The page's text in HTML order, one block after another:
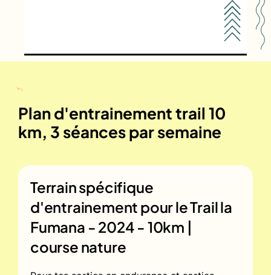
Plan d'entrainement trail 10
km, 3 séances par semaine
Terrain spécifique
d'entrainement pour leTrail la
Fumana - 2024 - 10km |
course nature